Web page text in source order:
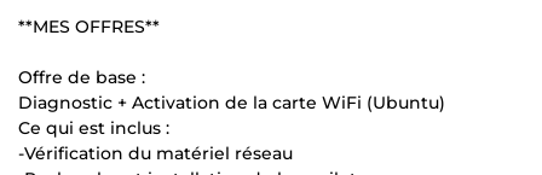
**MES OFFRES**
Offre de base :
Diagnostic + Activation de la carte WiFi (Ubuntu)
Ce qui est inclus :
-Vérification du matériel réseau